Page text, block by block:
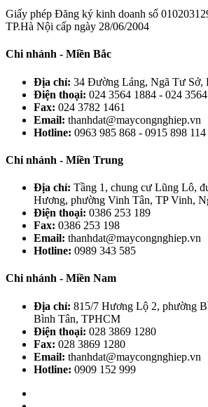
Giấy phép Đăng ký kinh doanh số
TP.Hà Nội cấp ngày 28/06/2004
Chi nhánh - Miền Bắc
Địa chỉ: 34 Đường Láng, Ngã Tư Sở,
Điện thoại: 024 3564 1884 - 024
Fax: 024 3782 1461
Email: thanhdat@maycongnghiep.vn
Hotline: 0963 985 868 - 0915 898
Chi nhánh - Miền Trung
Địa chỉ: Tầng 1, chung cư Lũng Lô,
Hương, phường Vinh Tân, TP Vinh,
Điện thoại: 0386 253 189
Fax: 0386 253 198
Email: thanhdat@maycongnghiep.vn
Hotline: 0989 343 585
Chi nhánh - Miền Nam
Địa chỉ: 815/7 Hương Lộ 2, phường
Bình Tân, TPHCM
Điện thoại: 028 3869 1280
Fax: 028 3869 1280
Email: thanhdat@maycongnghiep.vn
Hotline: 0909 152 999